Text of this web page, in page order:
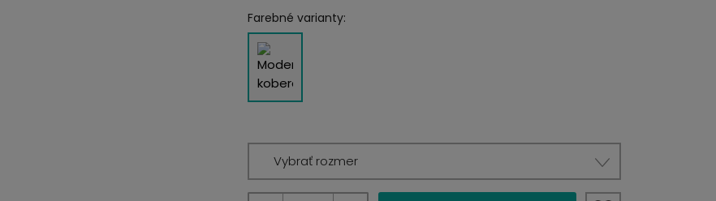
Farebné varianty:
Vybrať rozmer